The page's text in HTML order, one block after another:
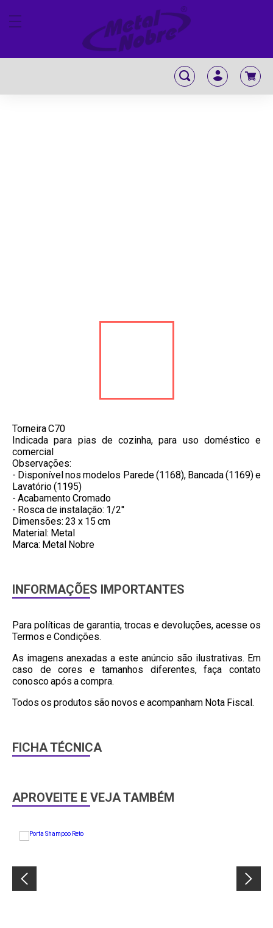
Torneira C70
Indicada para pias de cozinha, para uso doméstico e
comercial
Observações:
- Disponível nos modelos Parede (1168), Bancada (1169) e
Lavatório (1195)
- Acabamento Cromado
- Rosca de instalação: 1/2''
Dimensões: 23 x 15 cm
Material: Metal
Marca: Metal Nobre
INFORMAÇÕES IMPORTANTES
Para políticas de garantia, trocas e devoluções, acesse os
Termos e Condições.
As imagens anexadas a este anúncio são ilustrativas. Em
caso de cores e tamanhos diferentes, faça contato
conosco após a compra.
Todos os produtos são novos e acompanham Nota Fiscal.
FICHA TÉCNICA
APROVEITE E VEJA TAMBÉM